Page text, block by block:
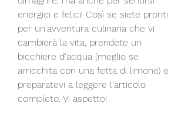
energici e felici! Così se siete pronti
per un'avventura culinaria che vi
cambierà la vita, prendete un
bicchiere d'acqua (meglio se
arricchita con una fetta di limone) e
preparatevi a leggere l'articolo
completo. Vi aspetto!